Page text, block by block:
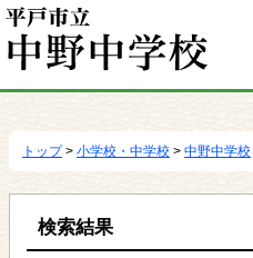
移
トップ> 小学校・中学校 > 中野中学校
検索結果